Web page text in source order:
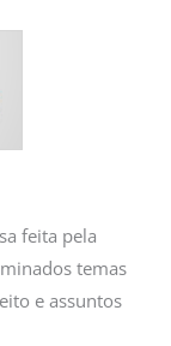
feita pela
temas
e assuntos